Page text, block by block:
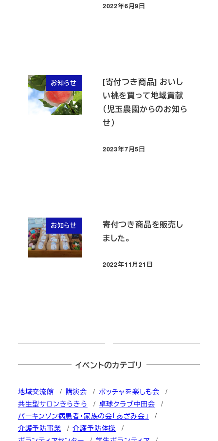
投稿日
2022年6月9日
お知らせ
[寄付つき商品] おいし
い桃を買って地域貢献
（児玉農園からのお知ら
せ）
投稿日
2023年7月5日
お知らせ
寄付つき商品を販売し
ました。
投稿日
2022年11月21日
イベントのカテゴリ
地域交流館 講演会
ボッチャを楽しも会
共生型サロンきらきら
卓球クラブ中田会
パーキンソン病患者・家族の会「あざみ会」
介護予防事業
介護予防体操